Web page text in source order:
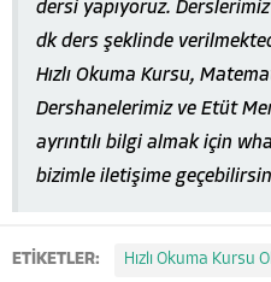
dersi yapıyoruz.
dk ders şeklinde
Hızlı Okuma Kursu,
Dershanelerimiz ve Etüt
ayrıntılı bilgi almak için
bizimle iletişime
ETİKETLER: Hızlı Okuma Kursu